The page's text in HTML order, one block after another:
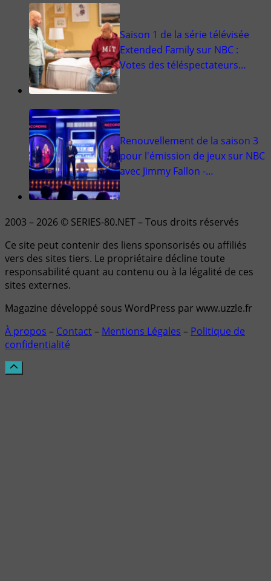
Saison 1 de la série télévisée
Extended Family sur NBC :
Votes des téléspectateurs…
Renouvellement de la saison 3
pour l'émission de jeux sur NBC
avec Jimmy Fallon -…
2003 – 2026 © SERIES-80.NET – Tous droits réservés
Ce site peut contenir des liens sponsorisés ou affiliés
vers des sites tiers. Le propriétaire décline toute
responsabilité quant au contenu ou à la légalité de ces
sites externes.
Magazine développé sous WordPress par www.uzzle.fr
À propos – Contact– Mentions Légales – Politique de
confidentialité